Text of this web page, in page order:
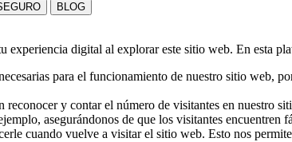
BLOG
digital al explorar este sitio web. En esta
para el funcionamiento de nuestro sitio web,
reconocer y contar el número de visitantes en nuestro
asegurándonos de que los visitantes encuentren
cuando vuelve a visitar el sitio web. Esto nos